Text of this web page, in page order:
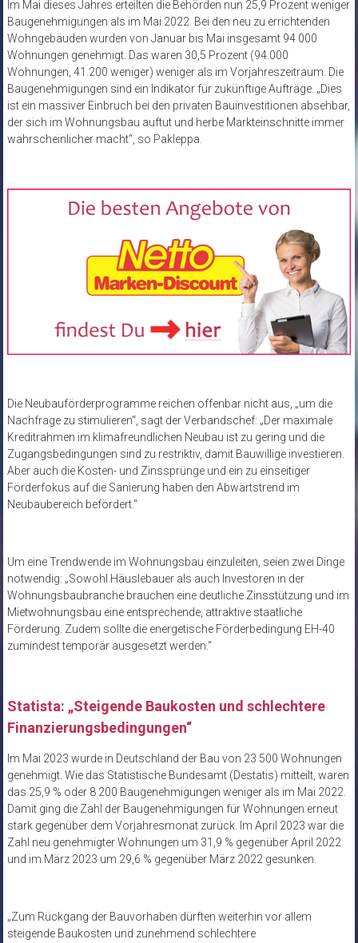
Im Mai dieses Jahres erteilten die Behörden nun 25,9 Prozent weniger
Baugenehmigungen als im Mai 2022. Bei den neu zu errichtenden
Wohngebäuden wurden von Januar bis Mai insgesamt 94 000
Wohnungen genehmigt. Das waren 30,5 Prozent (94.000
Wohnungen, 41.200 weniger) weniger als im Vorjahreszeitraum. Die
Baugenehmigungen sind ein Indikator für zukünftige Aufträge. „Dies
ist ein massiver Einbruch bei den privaten Bauinvestitionen absehbar,
der sich im Wohnungsbau auftut und herbe Markteinschnitte immer
wahrscheinlicher macht“, so Pakleppa.
Die Neubauförderprogramme reichen offenbar nicht aus, „um die
Nachfrage zu stimulieren“, sagt der Verbandschef: „Der maximale
Kreditrahmen im klimafreundlichen Neubau ist zu gering und die
Zugangsbedingungen sind zu restriktiv, damit Bauwillige investieren.
Aber auch die Kosten- und Zinssprünge und ein zu einseitiger
Förderfokus auf die Sanierung haben den Abwärtstrend im
Neubaubereich befördert.“
Um eine Trendwende im Wohnungsbau einzuleiten, seien zwei Dinge
notwendig: „Sowohl Häuslebauer als auch Investoren in der
Wohnungsbaubranche brauchen eine deutliche Zinsstützung und im
Mietwohnungsbau eine entsprechende, attraktive staatliche
Förderung. Zudem sollte die energetische Förderbedingung EH-40
zumindest temporär ausgesetzt werden.“
Statista: „Steigende Baukosten und schlechtere
Finanzierungsbedingungen“
Im Mai 2023 wurde in Deutschland der Bau von 23 500 Wohnungen
genehmigt. Wie das Statistische Bundesamt (Destatis) mitteilt, waren
das 25,9 % oder 8 200 Baugenehmigungen weniger als im Mai 2022.
Damit ging die Zahl der Baugenehmigungen für Wohnungen erneut
stark gegenüber dem Vorjahresmonat zurück. Im April 2023 war die
Zahl neu genehmigter Wohnungen um 31,9 % gegenüber April 2022
und im März 2023 um 29,6 % gegenüber März 2022 gesunken.
„Zum Rückgang der Bauvorhaben dürften weiterhin vor allem
steigende Baukosten und zunehmend schlechtere